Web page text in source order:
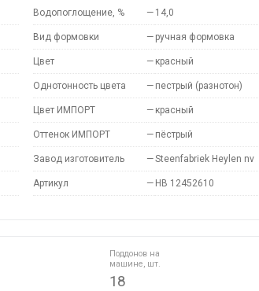
Водопоглощение, % — 14,0
Вид формовки — ручная формовка
Цвет — красный
Однотонность цвета — пестрый (разнотон)
Цвет ИМПОРТ — красный
Оттенок ИМПОРТ — пёстрый
Завод изготовитель —Steenfabriek Heylen nv
Артикул — HB 12452610
Поддонов на
машине, шт.
18